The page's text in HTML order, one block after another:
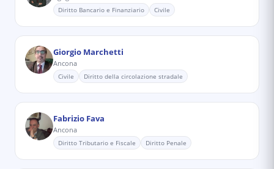
Diritto Bancario e Finanziario Civile
Giorgio Marchetti
Ancona
Civile Diritto della circolazione stradale
Fabrizio Fava
Ancona
Diritto Tributario e Fiscale Diritto Penale